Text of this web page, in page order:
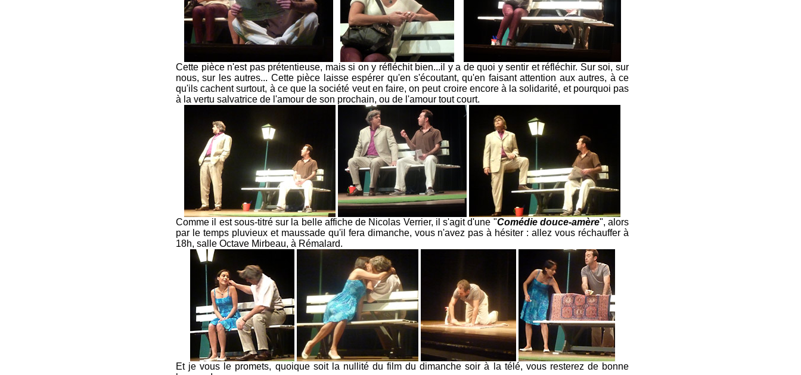
Cette pièce n'est pas prétentieuse, mais si on y réfléchit bien...il y a de quoi y sentir et réfléchir. Sur soi, sur
nous, sur les autres... Cette pièce laisse espérer qu'en s'écoutant, qu'en faisant attention aux autres, à ce
qu'ils cachent surtout, à ce que la société veut en faire, on peut croire encore à la solidarité, et pourquoi pas
à la vertu salvatrice de l'amour de son prochain, ou de l'amour tout court.
Comme il est sous-titré sur la belle affiche de Nicolas Verrier, il s'agit d'une "Comédie douce-amère", alors
par le temps pluvieux et maussade qu'il fera dimanche, vous n'avez pas à hésiter : allez vous réchauffer à
18h, salle Octave Mirbeau, à Rémalard.
Et je vous le promets, quoique soit la nullité du film du dimanche soir à la télé, vous resterez de bonne